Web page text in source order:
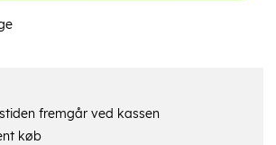
fremgår ved kassen
køb